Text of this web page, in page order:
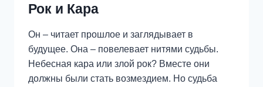
Рок и Кара
Он – читает прошлое и заглядывает в
будущее. Она – повелевает нитями судьбы.
Небесная кара или злой рок? Вместе они
должны были стать возмездием. Но судьба